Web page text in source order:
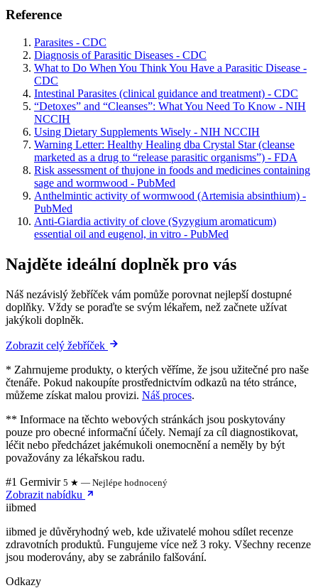
Reference
Parasites - CDC
Diagnosis of Parasitic Diseases - CDC
What to Do When You Think You Have a Parasitic Disease -
CDC
Intestinal Parasites (clinical guidance and treatment) - CDC
“Detoxes” and “Cleanses”: What You Need To Know - NIH
NCCIH
Using Dietary Supplements Wisely - NIH NCCIH
Warning Letter: Healthy Healing dba Crystal Star (cleanse
marketed as a drug to “release parasitic organisms”) - FDA
Risk assessment of thujone in foods and medicines containing
sage and wormwood - PubMed
Anthelmintic activity of wormwood (Artemisia absinthium) -
PubMed
Anti-Giardia activity of clove (Syzygium aromaticum)
essential oil and eugenol, in vitro - PubMed
Najděte ideální doplněk pro vás
Náš nezávislý žebříček vám pomůže porovnat nejlepší dostupné
doplňky. Vždy se poraďte se svým lékařem, než začnete užívat
jakýkoli doplněk.
Zobrazit celý žebříček
* Zahrnujeme produkty, o kterých věříme, že jsou užitečné pro naše
čtenáře. Pokud nakoupíte prostřednictvím odkazů na této stránce,
můžeme získat malou provizi. Náš proces.
** Informace na těchto webových stránkách jsou poskytovány
pouze pro obecné informační účely. Nemají za cíl diagnostikovat,
léčit nebo předcházet jakémukoli onemocnění a neměly by být
považovány za lékařskou radu.
#1 Germivir 5 ★ — Nejlépe hodnocený
Zobrazit nabídku
iibmed
iibmed je důvěryhodný web, kde uživatelé mohou sdílet recenze
zdravotních produktů. Fungujeme více než 3 roky. Všechny recenze
jsou moderovány, aby se zabránilo falšování.
Odkazy